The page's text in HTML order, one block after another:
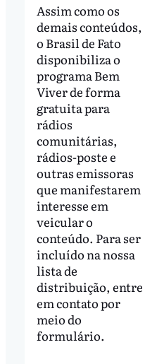
Assim como os
demais conteúdos,
o Brasil de Fato
disponibiliza o
programa Bem
Viver de forma
gratuita para
rádios
comunitárias,
rádios-poste e
outras emissoras
que manifestarem
interesse em
veicular o
conteúdo. Para ser
incluído na nossa
lista de
distribuição, entre
em contato por
meio do
formulário.